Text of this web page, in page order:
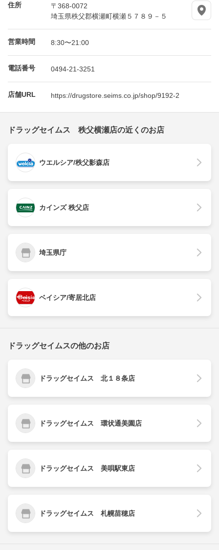
住所
〒368-0072
埼玉県秩父郡横瀬町横瀬５７８９－５
営業時間 8:30〜21:00
電話番号 0494-21-3251
店舗URL https://drugstore.seims.co.jp/shop/9192-2
ドラッグセイムス 秩父横瀬店の近くのお店
ウエルシア/秩父影森店
カインズ 秩父店
埼玉県庁
ベイシア/寄居北店
ドラッグセイムスの他のお店
ドラッグセイムス 北１８条店
ドラッグセイムス 環状通美園店
ドラッグセイムス 美唄駅東店
ドラッグセイムス 札幌苗穂店